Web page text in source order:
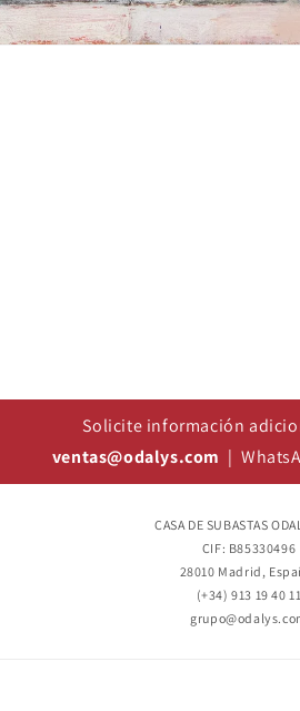
Solicite información
ventas@odalys.com |
CASA DE SUBASTAS
CIF: B85330496
28010 Madrid,
(+34) 913 19 40 11